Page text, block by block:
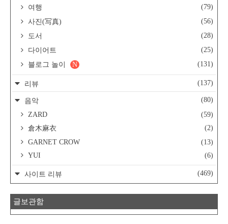
여행
(79)
사진(写真)
(56)
도서
(28)
다이어트
(25)
블로그 놀이
(131)
N
리뷰 (137)
음악
(80)
ZARD
(59)
倉木麻衣
(2)
GARNET CROW
(13)
YUI
(6)
사이트 리뷰 (469)
글보관함